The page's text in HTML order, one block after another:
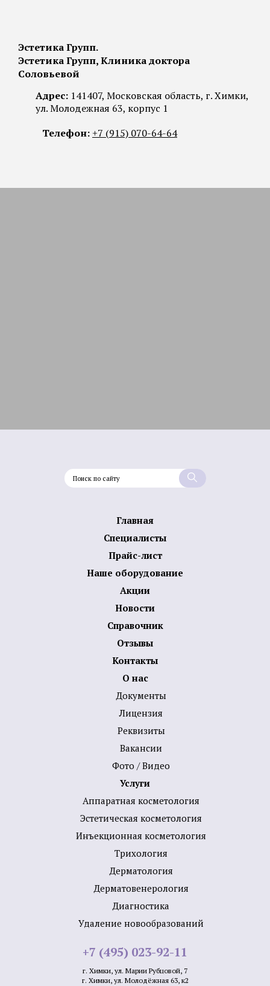
Эстетика Групп.
Эстетика Групп, Клиника доктора
Соловьевой
Адрес:141407, Московская область, г. Химки,
ул. Молодежная 63, корпус 1
Телефон: +7 (915) 070-64-64
Главная
Специалисты
Прайс-лист
Наше оборудование
Акции
Новости
Справочник
Отзывы
Контакты
О нас
Документы
Лицензия
Реквизиты
Вакансии
Фото / Видео
Услуги
Аппаратная косметология
Эстетическая косметология
Инъекционная косметология
Трихология
Дермато­логия
Дерматовенерология
Диагностика
Удаление новообразований
+7 (495) 023-92-11
г. Химки, ул. Марии Рубцовой, 7
г. Химки, ул. Молодёжная 63, к2